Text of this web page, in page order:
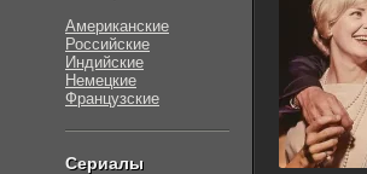
Американские
Российские
Индийские
Немецкие
Французские
Сериалы